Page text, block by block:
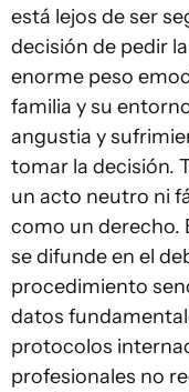
está lejos de ser
decisión de pedir
enorme peso
familia y su
angustia y
tomar la decisión.
un acto neutro ni
como un derecho.
se difunde en el
procedimiento
datos
protocolos
profesionales no